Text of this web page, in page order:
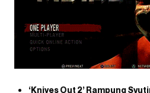
‘Knives Out 2’ Rampung